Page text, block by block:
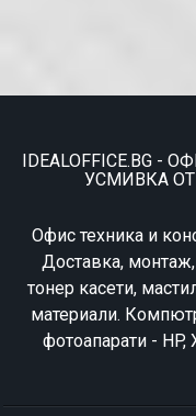
IDEALOFFICE.BG
УСМИВКА
Офис техника и
Доставка,
тонер касети,
материали.
фотоапарати - HP,